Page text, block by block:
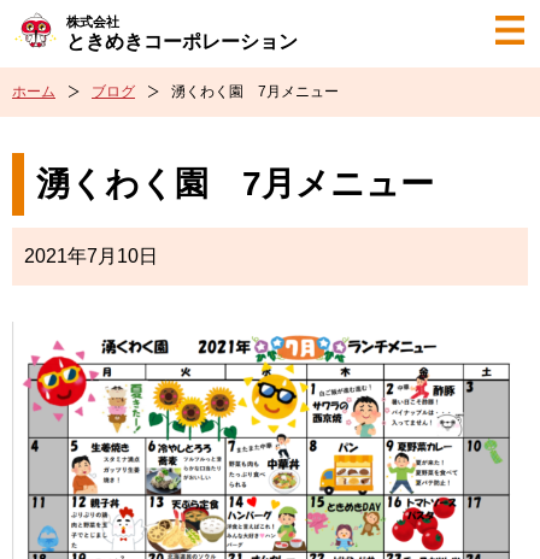
株式会社
ときめきコーポレーション
ホーム ブログ 湧くわく園 7月メニュー
湧くわく園 7月メニュー
2021年7月10日